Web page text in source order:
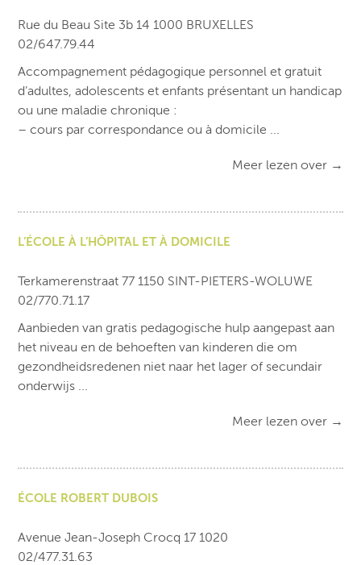
Rue du Beau Site 3b 14 1000 BRUXELLES
02/647.79.44
Accompagnement pédagogique personnel et gratuit
d’adultes, adolescents et enfants présentant un handicap
ou une maladie chronique :
– cours par correspondance ou à domicile ...
Meer lezen over →
L’ÉCOLE À L’HÔPITAL ET À DOMICILE
Terkamerenstraat 77 1150 SINT-PIETERS-WOLUWE
02/770.71.17
Aanbieden van gratis pedagogische hulp aangepast aan
het niveau en de behoeften van kinderen die om
gezondheidsredenen niet naar het lager of secundair
onderwijs ...
Meer lezen over →
ÉCOLE ROBERT DUBOIS
Avenue Jean-Joseph Crocq 17 1020
02/477.31.63